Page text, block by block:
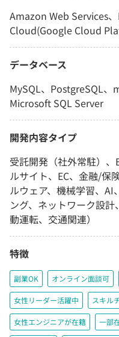
Amazon Web Services
Cloud(Google Cloud
データベース
MySQL、PostgreSQL、
Microsoft SQL Server
開発内容タイプ
受託開発（社外常駐）、
ルサイト、EC、金融/保
ルウェア、機械学習、
ング、ネットワーク設
動運転、交通関連）
特徴
副業OK オンライン面談可
女性リーダー活躍中 スキル
女性エンジニアが在籍 一部